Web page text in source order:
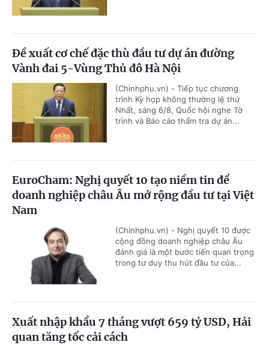
Đề xuất cơ chế đặc thù đầu tư dự án đường
Vành đai 5-Vùng Thủ đô Hà Nội
(Chinhphu.vn) - Tiếp tục chương
trình Kỳ họp không thường lệ thứ
Nhất, sáng 6/8, Quốc hội nghe Tờ
trình và Báo cáo thẩm tra dự án...
EuroCham: Nghị quyết 10 tạo niềm tin để
doanh nghiệp châu Âu mở rộng đầu tư tại Việt
Nam
(Chinhphu.vn) - Nghị quyết 10 được
cộng đồng doanh nghiệp châu Âu
đánh giá là một bước tiến quan trọng
trong tư duy thu hút đầu tư của...
Xuất nhập khẩu 7 tháng vượt 659 tỷ USD, Hải
quan tăng tốc cải cách